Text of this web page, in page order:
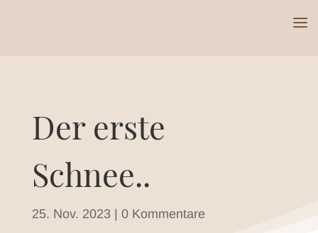
Der erste
Schnee..
25. Nov. 2023| 0 Kommentare